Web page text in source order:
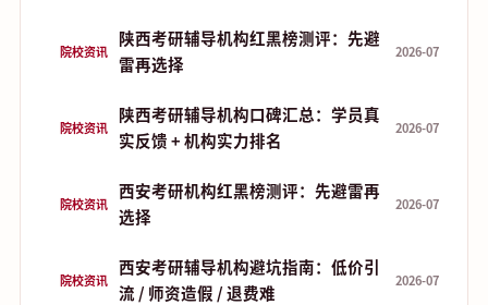
院校资讯
陕西考研辅导机构红黑榜测评：先避
雷再选择
2026-07
院校资讯
陕西考研辅导机构口碑汇总：学员真
实反馈 + 机构实力排名
2026-07
院校资讯
西安考研机构红黑榜测评：先避雷再
选择
2026-07
院校资讯
西安考研辅导机构避坑指南：低价引
流 / 师资造假 / 退费难
2026-07